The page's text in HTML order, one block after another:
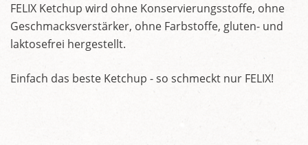
FELIX Ketchup wird ohne Konservierungsstoffe, ohne
Geschmacksverstärker, ohne Farbstoffe, gluten- und
laktosefrei hergestellt.
Einfach das beste Ketchup - so schmeckt nur FELIX!